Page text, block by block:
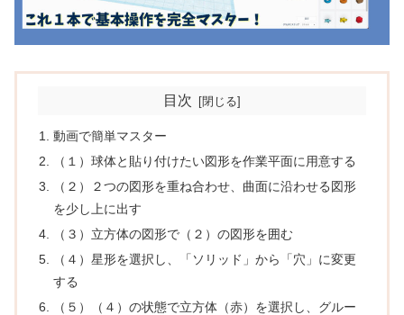
目次
動画で簡単マスター
（１）球体と貼り付けたい図形を作業平面に用意する
（２）２つの図形を重ね合わせ、曲面に沿わせる図形
を少し上に出す
（３）立方体の図形で（２）の図形を囲む
（４）星形を選択し、「ソリッド」から「穴」に変更
する
（５）（４）の状態で立方体（赤）を選択し、グルー